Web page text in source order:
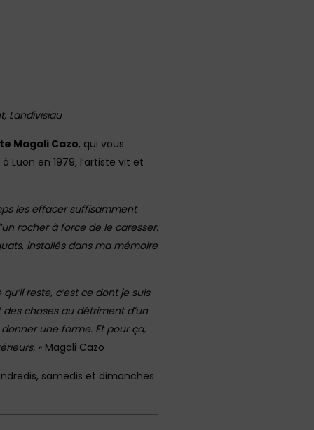
Landivisiau
Magali Cazo, qui vous
Luon en 1979, l’artiste vit et
les effacer suffisamment
rocher à force de le caresser.
installés dans ma mémoire
reste, c’est ce dont je suis
choses au détriment d’un
une forme. Et pour ça,
» Magali Cazo
samedis et dimanches